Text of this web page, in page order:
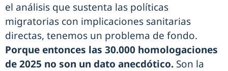
el análisis que sustenta las políticas
migratorias con implicaciones sanitarias
directas, tenemos un problema de fondo.
Porque entonces las 30.000 homologaciones
de 2025 no son un dato anecdótico. Son la